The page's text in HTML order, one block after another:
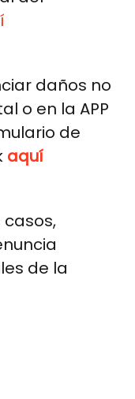
daños no
o en la APP
de
aquí
casos,
de la